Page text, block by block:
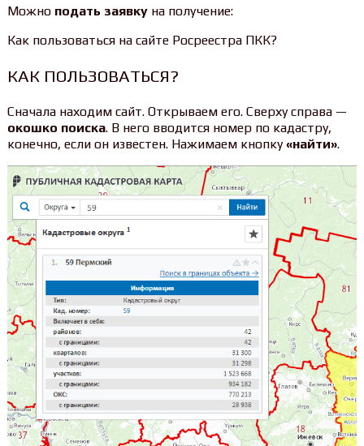
Можно подать заявкуна получение:
Как пользоваться на сайте Росреестра ПКК?
КАК ПОЛЬЗОВАТЬСЯ?
Сначала находим сайт. Открываем его. Сверху справа —
окошко поиска. В него вводится номер по кадастру,
конечно, если он известен. Нажимаем кнопку«найти».